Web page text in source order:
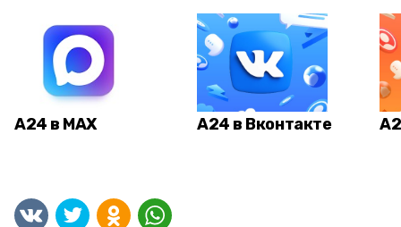
А24 в MAX А24 в Вконтакте